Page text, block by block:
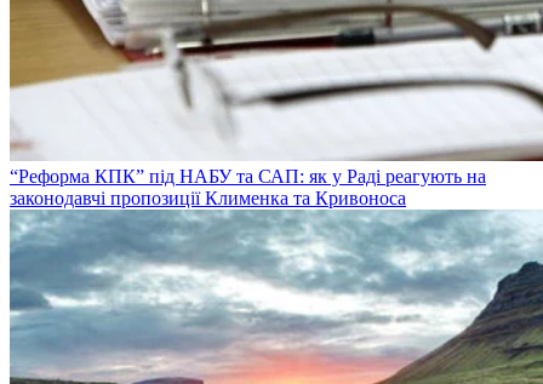
“Реформа КПК” під НАБУ та САП: як у Раді реагують на
законодавчі пропозиції Клименка та Кривоноса